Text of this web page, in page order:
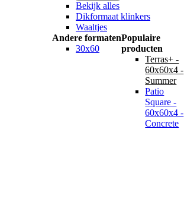
Bekijk alles
Dikformaat klinkers
Waaltjes
Andere formaten
30x60
Populaire
producten
Terras+ -
60x60x4 -
Summer
Patio
Square -
60x60x4 -
Concrete